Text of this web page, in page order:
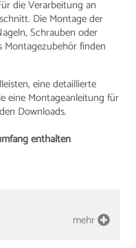
die Verarbeitung an
Die Montage der
Schrauben oder
Montagezubehör finden
eine detaillierte
eine Montageanleitung für
Downloads.
enthalten
mehr